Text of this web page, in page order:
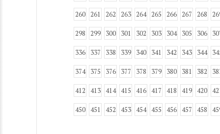
260 261 262 263 264 265 266 267 268
298 299 300 301 302 303 304 305 306
336 337 338 339 340 341 342 343 344
374 375 376 377 378 379 380 381 382
412 413 414 415 416 417 418 419 420
450 451 452 453 454 455 456 457 458